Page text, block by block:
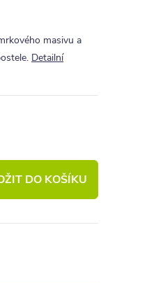
masivu a
Detailní
DO KOŠÍKU